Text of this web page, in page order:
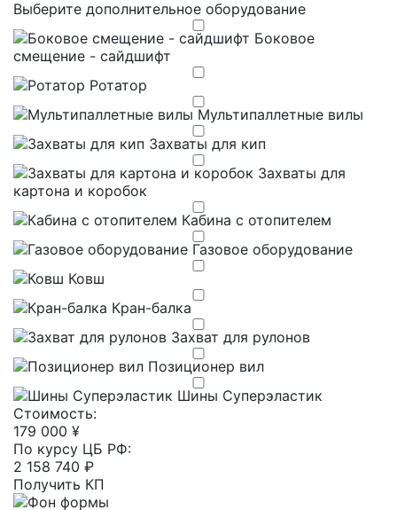
Выберите дополнительное оборудование
Боковое
смещение - сайдшифт
Ротатор
Мультипаллетные вилы
Захваты для кип
Захваты для
картона и коробок
Кабина с отопителем
Газовое оборудование
Ковш
Кран-балка
Захват для рулонов
Позиционер вил
Шины Суперэластик
Cтоимость:
179 000 ¥
По курсу ЦБ РФ:
2 158 740 ₽
Получить КП